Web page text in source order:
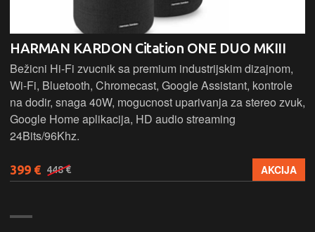
HARMAN KARDON Citation ONE DUO MKIII
Bežicni Hi-Fi zvucnik sa premium industrijskim dizajnom,
Wi-Fi, Bluetooth, Chromecast, Google Assistant, kontrole
na dodir, snaga 40W, mogucnost uparivanja za stereo zvuk,
Google Home aplikacija, HD audio streaming
24Bits/96Khz.
399 € 448 € AKCIJA